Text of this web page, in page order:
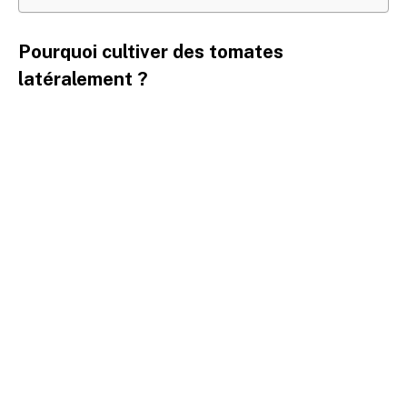
Pourquoi cultiver des tomates
latéralement ?